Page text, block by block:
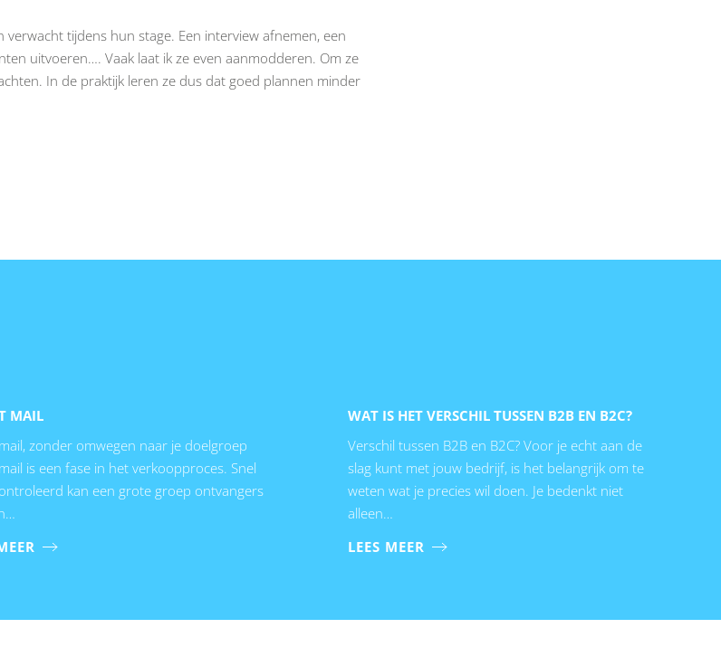
tijdens hun stage. Een interview afnemen, een
uitvoeren…. Vaak laat ik ze even aanmodderen. Om ze
In de praktijk leren ze dus dat goed plannen minder
MAIL
zonder omwegen naar je doelgroep
is een fase in het verkoopproces. Snel
kan een grote groep ontvangers
WAT IS HET VERSCHIL TUSSEN B2B EN B2C?
Verschil tussen B2B en B2C? Voor je echt aan de
slag kunt met jouw bedrijf, is het belangrijk om te
weten wat je precies wil doen. Je bedenkt niet
alleen…
LEES MEER